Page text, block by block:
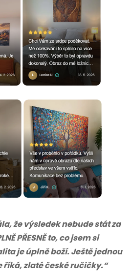
že výsledek nebude stát za
PŘESNĚ to, co jsem si
je úplně boží. Ještě jednou
říká, zlaté české ručičky.“